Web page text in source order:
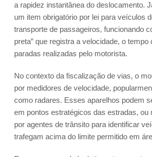
a rapidez instantânea do deslocamento.
um item obrigatório por lei para veículos
transporte de passageiros, funcionando
preta” que registra a velocidade, o tempo
paradas realizadas pelo motorista.
No contexto da fiscalização de vias, o
por medidores de velocidade,
como radares. Esses aparelhos podem
em pontos estratégicos das estradas, ou
por agentes de trânsito para identificar
trafegam acima do limite permitido em